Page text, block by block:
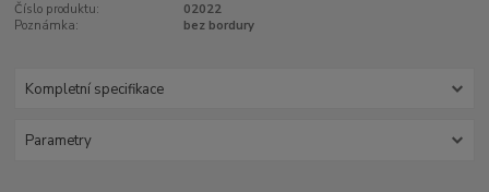
Číslo produktu:
02022
Poznámka:
bez bordury
Kompletní specifikace
Parametry